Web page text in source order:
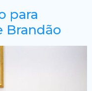
para
Brandão